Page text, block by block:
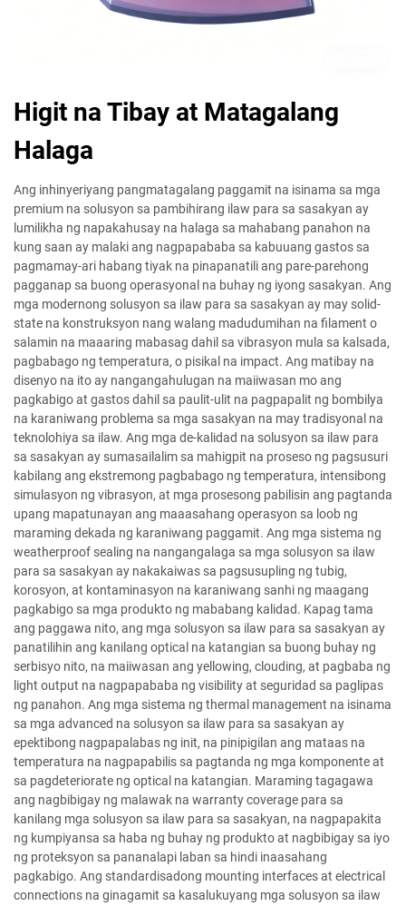
Higit na Tibay at Matagalang
Halaga
Ang inhinyeriyang pangmatagalang paggamit na isinama sa mga
premium na solusyon sa pambihirang ilaw para sa sasakyan ay
lumilikha ng napakahusay na halaga sa mahabang panahon na
kung saan ay malaki ang nagpapababa sa kabuuang gastos sa
pagmamay-ari habang tiyak na pinapanatili ang pare-parehong
pagganap sa buong operasyonal na buhay ng iyong sasakyan. Ang
mga modernong solusyon sa ilaw para sa sasakyan ay may solid-
state na konstruksyon nang walang madudumihan na filament o
salamin na maaaring mabasag dahil sa vibrasyon mula sa kalsada,
pagbabago ng temperatura, o pisikal na impact. Ang matibay na
disenyo na ito ay nangangahulugan na maiiwasan mo ang
pagkabigo at gastos dahil sa paulit-ulit na pagpapalit ng bombilya
na karaniwang problema sa mga sasakyan na may tradisyonal na
teknolohiya sa ilaw. Ang mga de-kalidad na solusyon sa ilaw para
sa sasakyan ay sumasailalim sa mahigpit na proseso ng pagsusuri
kabilang ang ekstremong pagbabago ng temperatura, intensibong
simulasyon ng vibrasyon, at mga prosesong pabilisin ang pagtanda
upang mapatunayan ang maaasahang operasyon sa loob ng
maraming dekada ng karaniwang paggamit. Ang mga sistema ng
weatherproof sealing na nangangalaga sa mga solusyon sa ilaw
para sa sasakyan ay nakakaiwas sa pagsusupling ng tubig,
korosyon, at kontaminasyon na karaniwang sanhi ng maagang
pagkabigo sa mga produkto ng mababang kalidad. Kapag tama
ang paggawa nito, ang mga solusyon sa ilaw para sa sasakyan ay
panatilihin ang kanilang optical na katangian sa buong buhay ng
serbisyo nito, na maiiwasan ang yellowing, clouding, at pagbaba ng
light output na nagpapababa ng visibility at seguridad sa paglipas
ng panahon. Ang mga sistema ng thermal management na isinama
sa mga advanced na solusyon sa ilaw para sa sasakyan ay
epektibong nagpapalabas ng init, na pinipigilan ang mataas na
temperatura na nagpapabilis sa pagtanda ng mga komponente at
sa pagdeteriorate ng optical na katangian. Maraming tagagawa
ang nagbibigay ng malawak na warranty coverage para sa
kanilang mga solusyon sa ilaw para sa sasakyan, na nagpapakita
ng kumpiyansa sa haba ng buhay ng produkto at nagbibigay sa iyo
ng proteksyon sa pananalapi laban sa hindi inaasahang
pagkabigo. Ang standardisadong mounting interfaces at electrical
connections na ginagamit sa kasalukuyang mga solusyon sa ilaw